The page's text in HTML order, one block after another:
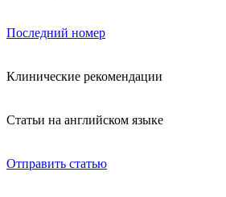
Последний номер
Клинические рекомендации
Статьи на английском языке
Отправить статью